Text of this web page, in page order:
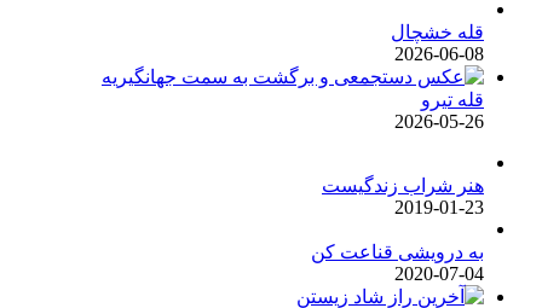
قله خشچال
2026-06-08
قله تیرو
2026-05-26
هنر شراب زندگیست
2019-01-23
به درویشی قناعت کن
2020-07-04